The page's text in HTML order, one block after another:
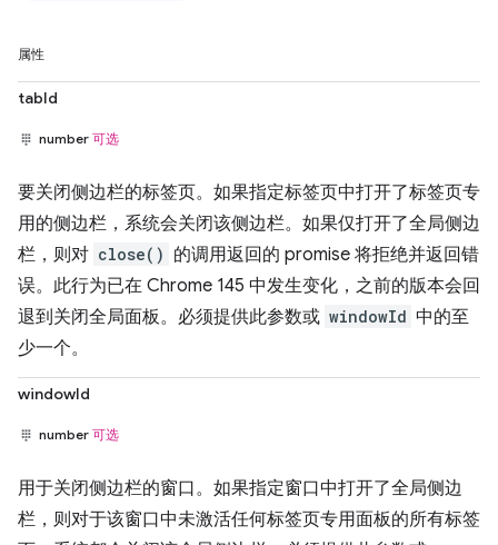
属性
tabId
number 可选
要关闭侧边栏的标签页。如果指定标签页中打开了标签页专
用的侧边栏，系统会关闭该侧边栏。如果仅打开了全局侧边
栏，则对 close() 的调用返回的 promise 将拒绝并返回错
误。此行为已在 Chrome 145 中发生变化，之前的版本会回
退到关闭全局面板。必须提供此参数或 windowId 中的至
少一个。
windowId
number 可选
用于关闭侧边栏的窗口。如果指定窗口中打开了全局侧边
栏，则对于该窗口中未激活任何标签页专用面板的所有标签